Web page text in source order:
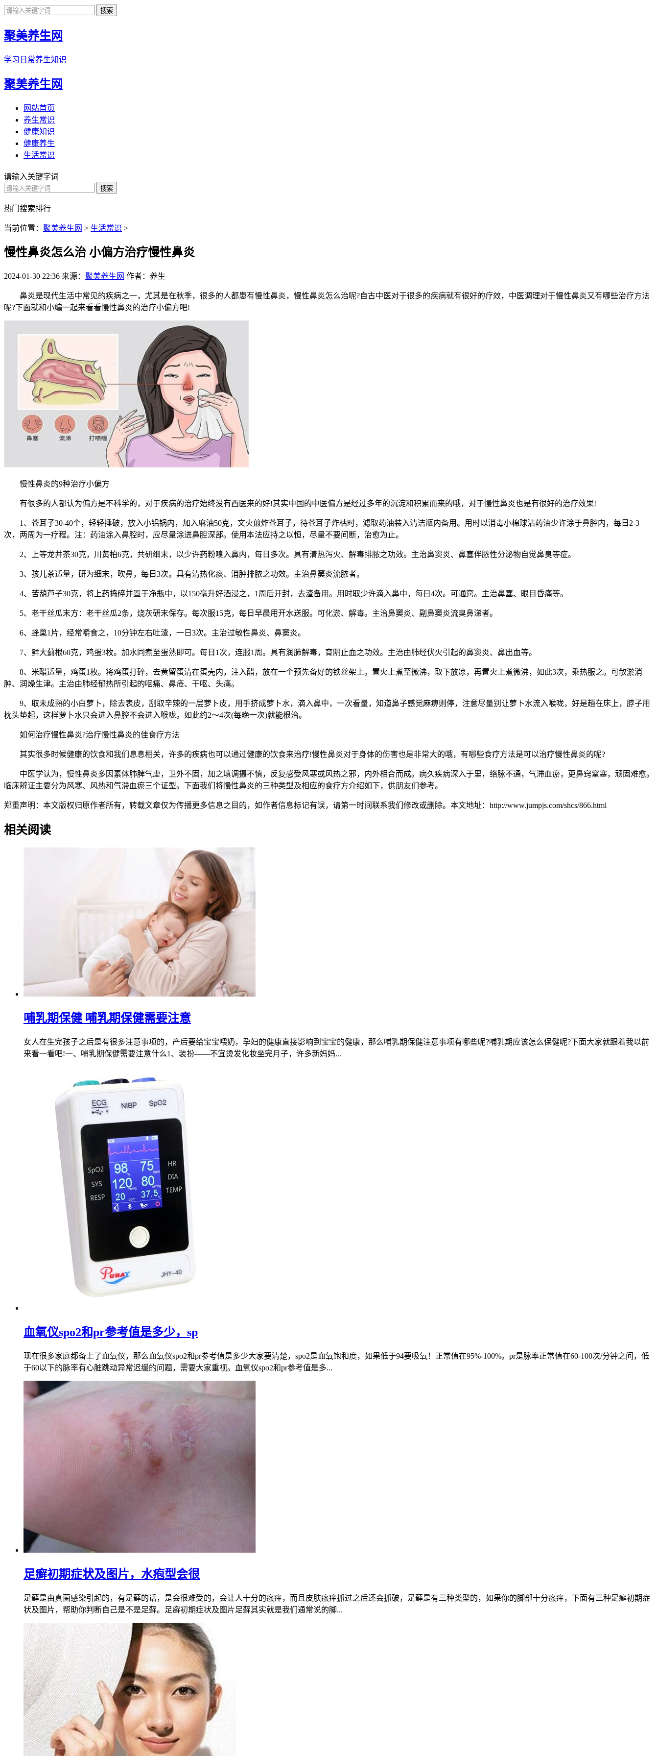
聚美养生网
学习日常养生知识
聚美养生网
网站首页
养生常识
健康知识
健康养生
生活常识
请输入关键字词
热门搜索排行
当前位置： 聚美养生网 > 生活常识 >
慢性鼻炎怎么治 小偏方治疗慢性鼻炎
2024-01-30 22:36 来源： 聚美养生网 作者：养生
鼻炎是现代生活中常见的疾病之一，尤其是在秋季，很多的人都患有慢性鼻炎，慢性鼻炎怎么治呢?自古中医对于很多的疾病就有很好的疗效，中医调理对于慢性鼻炎又有哪些治疗方法
呢?下面就和小编一起来看看慢性鼻炎的治疗小偏方吧!
慢性鼻炎的9种治疗小偏方
有很多的人都认为偏方是不科学的，对于疾病的治疗始终没有西医来的好!其实中国的中医偏方是经过多年的沉淀和积累而来的哦，对于慢性鼻炎也是有很好的治疗效果!
1、苍耳子30-40个，轻轻捶破，放入小铝锅内，加入麻油50克，文火煎炸苍耳子，待苍耳子炸枯时，滤取药油装入清洁瓶内备用。用时以消毒小棉球沾药油少许涂于鼻腔内，每日2-3
次，两周为一疗程。注：药油涂入鼻腔时，应尽量涂进鼻腔深部。使用本法应持之以恒，尽量不要间断，治愈为止。
2、上等龙井茶30克，川黄柏6克，共研细末，以少许药粉嗅入鼻内，每日多次。具有清热泻火、解毒排脓之功效。主治鼻窦炎、鼻塞伴脓性分泌物自觉鼻臭等症。
3、孩儿茶适量，研为细末，吹鼻，每日3次。具有清热化痰、消肿排脓之功效。主治鼻窦炎流脓者。
4、苦葫芦子30克，将上药捣碎并置于净瓶中，以150毫升好酒浸之，1周后开封，去渣备用。用时取少许滴入鼻中，每日4次。可通窍。主治鼻塞、眼目昏痛等。
5、老干丝瓜末方：老干丝瓜2条，烧灰研末保存。每次服15克，每日早晨用开水送服。可化淤、解毒。主治鼻窦炎、副鼻窦炎流臭鼻涕者。
6、蜂巢1片，经常嚼食之，10分钟左右吐渣，一日3次。主治过敏性鼻炎、鼻窦炎。
7、鲜大蓟根60克，鸡蛋3枚。加水同煮至蛋熟即可。每日1次，连服1周。具有润肺解毒，育阴止血之功效。主治由肺经伏火引起的鼻窦炎、鼻出血等。
8、米醋适量，鸡蛋1枚。将鸡蛋打碎，去黄留蛋清在蛋壳内，注入醋，放在一个预先备好的铁丝架上。置火上煮至微沸，取下放凉，再置火上煮微沸，如此3次，乘热服之。可散淤消
肿、润燥生津。主治由肺经郁热所引起的咽痛、鼻疮、干呕、头痛。
9、取未成熟的小白萝卜，除去表皮，刮取辛辣的一层萝卜皮，用手挤成萝卜水，滴入鼻中，一次看量，知道鼻子感觉麻痹则停，注意尽量别让萝卜水流入喉咙，好是趟在床上，脖子用
枕头垫起，这样萝卜水只会进入鼻腔不会进入喉咙。如此约2～4次(每晚一次)就能根治。
如何治疗慢性鼻炎?治疗慢性鼻炎的佳食疗方法
其实很多时候健康的饮食和我们息息相关，许多的疾病也可以通过健康的饮食来治疗!慢性鼻炎对于身体的伤害也是非常大的哦，有哪些食疗方法是可以治疗慢性鼻炎的呢?
中医学认为，慢性鼻炎多因素体肺脾气虚，卫外不固，加之填调摄不慎，反复感受风寒或风热之邪，内外相合而成。病久疾病深入于里，络脉不通，气滞血瘀，更鼻窍窒塞，顽固难愈。
临床辨证主要分为风寒、风热和气滞血瘀三个证型。下面我们将慢性鼻炎的三种类型及相应的食疗方介绍如下，供朋友们参考。
郑重声明：本文版权归原作者所有，转载文章仅为传播更多信息之目的，如作者信息标记有误，请第一时间联系我们修改或删除。本文地址：http://www.jumpjs.com/shcs/866.html
相关阅读
哺乳期保健 哺乳期保健需要注意
女人在生完孩子之后是有很多注意事项的，产后要给宝宝喂奶，孕妇的健康直接影响到宝宝的健康，那么哺乳期保健注意事项有哪些呢?哺乳期应该怎么保健呢?下面大家就跟着我以前
来看一看吧!一、哺乳期保健需要注意什么1、装扮——不宜烫发化妆坐完月子，许多新妈妈...
血氧仪spo2和pr参考值是多少，sp
现在很多家庭都备上了血氧仪，那么血氧仪spo2和pr参考值是多少大家要清楚，spo2是血氧饱和度，如果低于94要吸氧！正常值在95%-100%。pr是脉率正常值在60-100次/分钟之间，低
于60以下的脉率有心脏跳动异常迟缓的问题，需要大家重视。血氧仪spo2和pr参考值是多...
足癣初期症状及图片，水疱型会很
足藓是由真菌感染引起的，有足藓的话，是会很难受的，会让人十分的瘙痒，而且皮肤瘙痒抓过之后还会抓破，足藓是有三种类型的，如果你的脚部十分瘙痒，下面有三种足癣初期症
状及图片，帮助你判断自己是不是足藓。足癣初期症状及图片足藓其实就是我们通常说的脚...